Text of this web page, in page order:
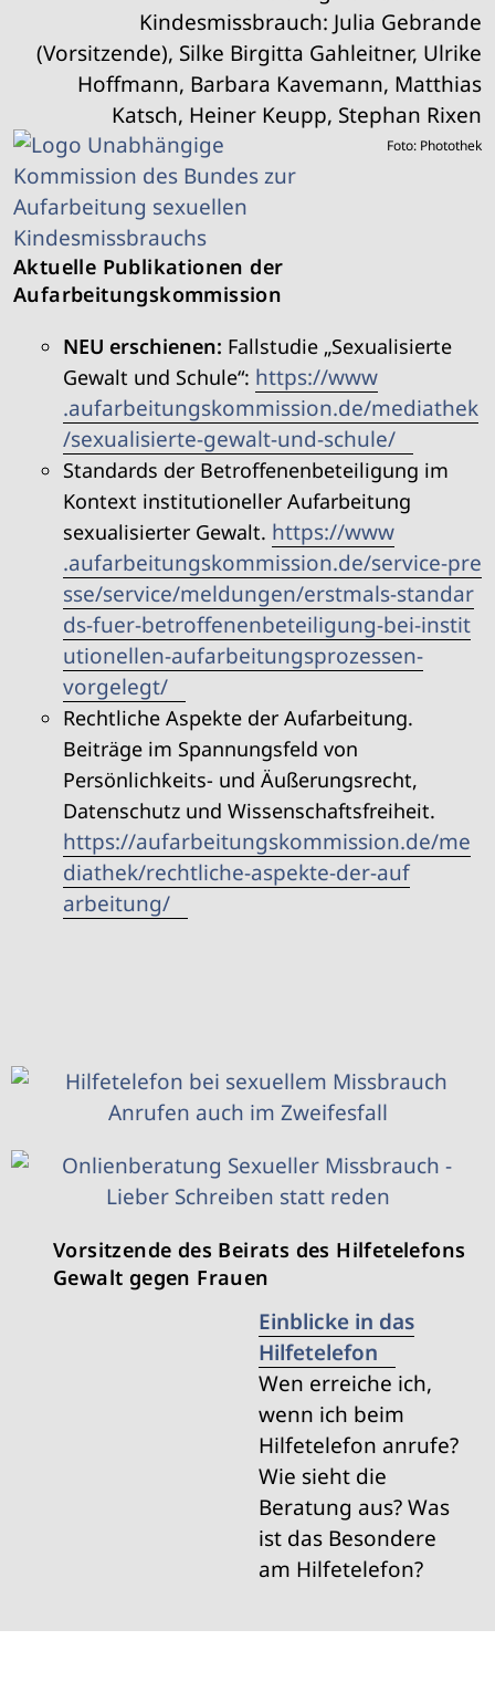
Foto: Photothek
Aktuelle Publikationen der
Aufarbeitungskommission
NEU erschienen: Fallstudie „Sexualisierte
Gewalt und Schule“: https://​www​
.aufarbeitungskommission​.de/​m​e​d​i​a​t​h​e​k​
/​s​e​x​u​a​l​i​s​i​e​r​t​e​-​g​e​w​a​l​t​-​u​nd-schule/
Standards der Betroffenenbeteiligung im
Kontext institutioneller Aufarbeitung
sexualisierter Gewalt. https://​www​
.aufarbeitungskommission​.de/​s​e​r​v​i​c​e​-​p​r​e​
s​s​e​/​s​e​r​v​i​c​e​/​m​e​l​d​u​n​g​e​n​/​e​r​s​t​m​a​l​s​-​s​t​a​n​d​a​r​
d​s​-​f​u​e​r​-​b​e​t​r​o​f​f​e​n​e​n​b​e​t​e​i​l​i​g​u​n​g​-​b​e​i​-​i​n​s​t​i​t​
u​t​i​o​n​e​l​l​e​n​-​a​u​f​a​r​b​e​i​t​u​n​g​s​p​r​o​z​e​s​s​e​n​-​
vorgelegt/
Rechtliche Aspekte der Aufarbeitung.
Beiträge im Spannungsfeld von
Persönlichkeits- und Äußerungsrecht,
Datenschutz und Wissenschaftsfreiheit.
https://​aufarbeitungskommission​.de/​m​e​
d​i​a​t​h​e​k​/​r​e​c​h​t​l​i​c​h​e​-​a​s​p​e​k​t​e​-​d​e​r​-​a​u​f​
arbeitung/
Vorsitzende des Beirats des Hilfetelefons
Gewalt gegen Frauen
Einblicke in das
Hilfetelefon
Wen erreiche ich,
wenn ich beim
Hilfetelefon anrufe?
Wie sieht die
Beratung aus? Was
ist das Besondere
am Hilfetelefon?